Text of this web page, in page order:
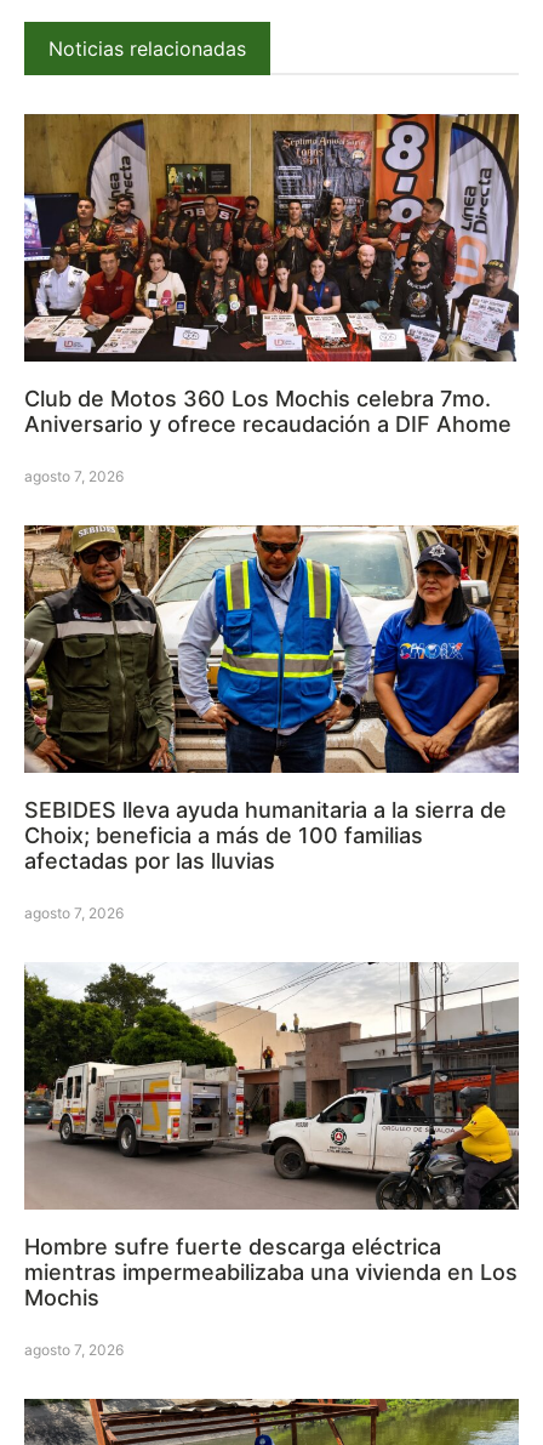
Noticias relacionadas
Club de Motos 360 Los Mochis celebra 7mo.
Aniversario y ofrece recaudación a DIF Ahome
agosto 7, 2026
SEBIDES lleva ayuda humanitaria a la sierra de
Choix; beneficia a más de 100 familias
afectadas por las lluvias
agosto 7, 2026
Hombre sufre fuerte descarga eléctrica
mientras impermeabilizaba una vivienda en Los
Mochis
agosto 7, 2026